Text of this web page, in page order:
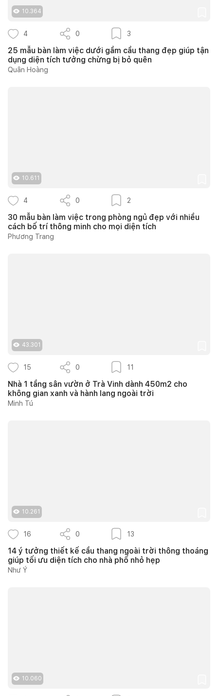
10.364
4 0 3
25 mẫu bàn làm việc dưới gầm cầu thang đẹp giúp tận
dụng diện tích tưởng chừng bị bỏ quên
Quân Hoàng
10.611
4 0 2
30 mẫu bàn làm việc trong phòng ngủ đẹp với nhiều
cách bố trí thông minh cho mọi diện tích
Phương Trang
43.301
15 0 11
Nhà 1 tầng sân vườn ở Trà Vinh dành 450m2 cho
không gian xanh và hành lang ngoài trời
Minh Tú
10.261
16 0 13
14 ý tưởng thiết kế cầu thang ngoài trời thông thoáng
giúp tối ưu diện tích cho nhà phố nhỏ hẹp
Như Ý
10.060